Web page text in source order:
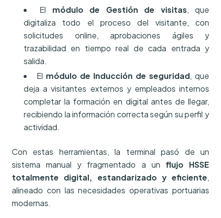
El módulo de Gestión de visitas, que
digitaliza todo el proceso del visitante, con
solicitudes online, aprobaciones ágiles y
trazabilidad en tiempo real de cada entrada y
salida.
El módulo de Inducción de seguridad, que
deja a visitantes externos y empleados internos
completar la formación en digital antes de llegar,
recibiendo la información correcta según su perfil y
actividad.
Con estas herramientas, la terminal pasó de un
sistema manual y fragmentado a un flujo HSSE
totalmente digital, estandarizado y eficiente,
alineado con las necesidades operativas portuarias
modernas.